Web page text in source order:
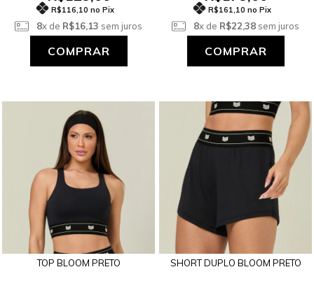
R$116,10 no Pix
8x de R$16,13 sem juros
COMPRAR
R$161,10 no Pix
8x de R$22,38sem juros
COMPRAR
TOP BLOOM PRETO SHORT DUPLO BLOOM PRETO